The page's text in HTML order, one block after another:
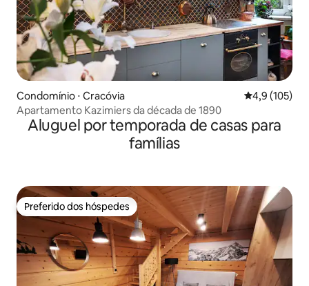
Condomínio ⋅ Cracóvia 4,9 de uma
4,9 (105)
Apartamento Kazimiers da década de 1890
Aluguel por temporada de casas para
famílias
Preferido dos hóspedes
Preferido dos hóspedes